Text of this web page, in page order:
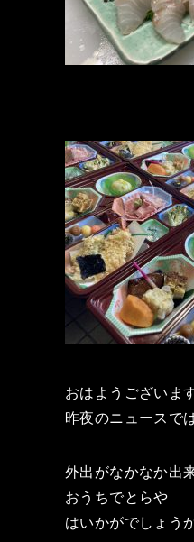
おはようございま
昨夜のニュースで
外出がなかなか出
おうちでとらや
はいかがでしょう